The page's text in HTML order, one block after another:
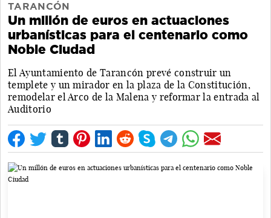
TARANCÓN
Un millón de euros en actuaciones
urbanísticas para el centenario como
Noble Ciudad
El Ayuntamiento de Tarancón prevé construir un
templete y un mirador en la plaza de la Constitución,
remodelar el Arco de la Malena y reformar la entrada al
Auditorio